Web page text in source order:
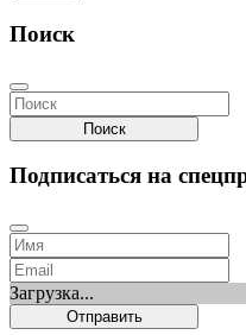
Поиск
Поиск
Подписаться на
Загрузка...
Отправить